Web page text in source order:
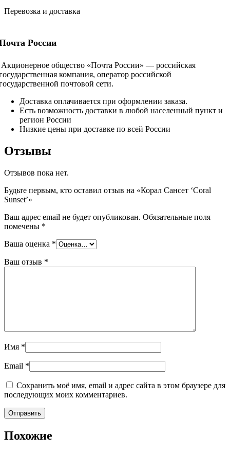
Перевозка и доставка
России
общество «Почта России» — российская
компания, оператор российской
почтовой сети.
Доставка оплачивается при оформлении заказа.
Есть возможность доставки в любой населенный пункт и
регион России
Низкие цены при доставке по всей России
Отзывы
Отзывов пока нет.
Будьте первым, кто оставил отзыв на «Корал Сансет ‘Coral
Sunset’»
Ваш адрес email не будет опубликован. Обязательные поля
помечены *
Ваша оценка *
Ваш отзыв *
Имя *
Email *
Сохранить моё имя, email и адрес сайта в этом браузере для
последующих моих комментариев.
Похожие